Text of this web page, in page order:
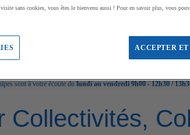
sont à votre écoute du lundi au vendredi 9h00 - 12h30 /
Collectivités,
sans cookies, vous êtes le bienvenu aussi ! Pour en savoir plus, vous
ACCEPTER